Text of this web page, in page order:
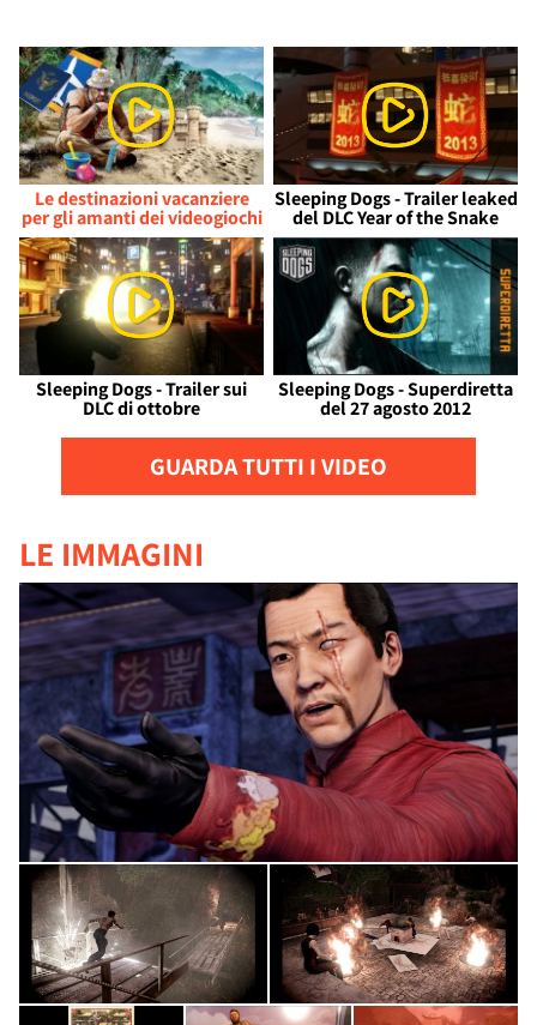
Le destinazioni vacanziere
per gli amanti dei videogiochi
Sleeping Dogs - Trailer leaked
del DLC Year of the Snake
Sleeping Dogs - Trailer sui
DLC di ottobre
Sleeping Dogs - Superdiretta
del 27 agosto 2012
GUARDA TUTTI I VIDEO
LE IMMAGINI